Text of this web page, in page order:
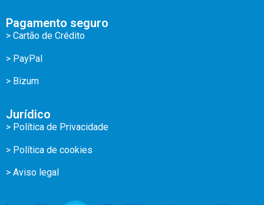
Pagamento seguro
> Cartão de Crédito
> PayPal
> Bizum
Jurídico
> Política de Privacidade
> Política de cookies
> Aviso legal